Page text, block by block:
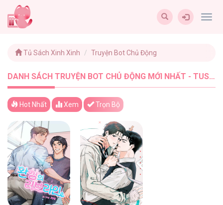
Tủ Sách Xinh Xinh Truyện Bot Chủ Động
DANH SÁCH TRUYỆN BOT CHỦ ĐỘNG MỚI NHẤT - TUSACHXINHXINH (2)
Hot Nhất Xem Trọn Bộ